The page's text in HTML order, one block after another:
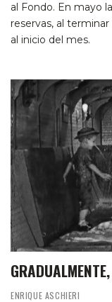
al Fondo. En mayo
reservas, al
al inicio del mes.
ENRIQUE ASCHIERI